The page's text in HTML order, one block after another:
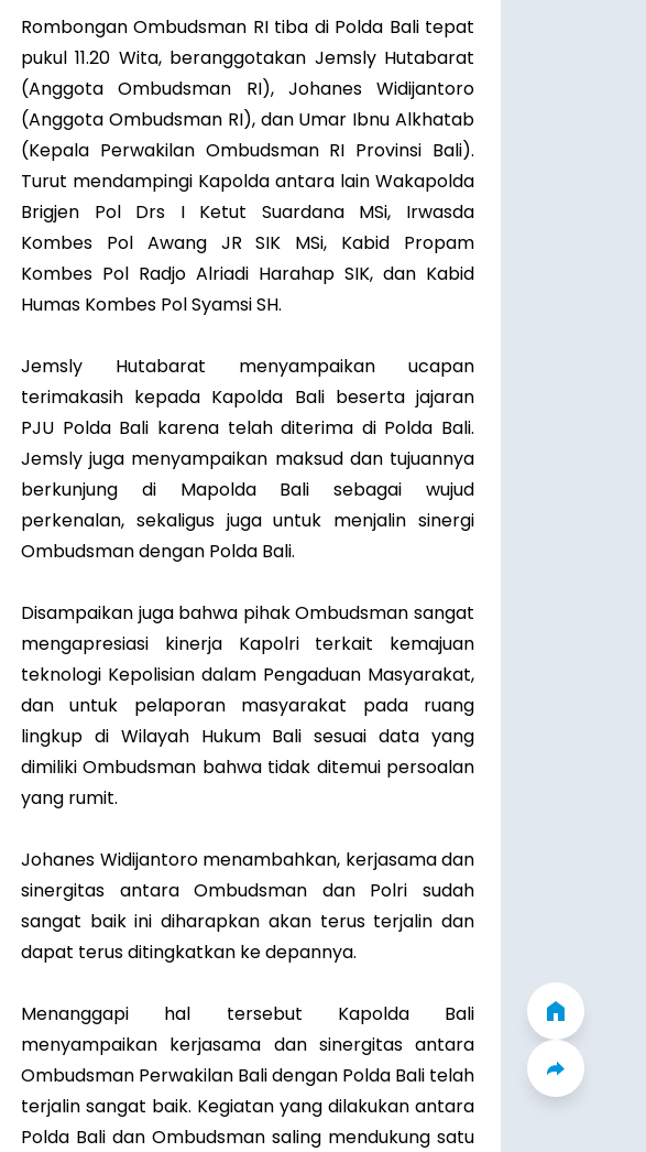
Rombongan Ombudsman RI tiba di Polda Bali tepat
pukul 11.20 Wita, beranggotakan Jemsly Hutabarat
(Anggota Ombudsman RI), Johanes Widijantoro
(Anggota Ombudsman RI), dan Umar Ibnu Alkhatab
(Kepala Perwakilan Ombudsman RI Provinsi Bali).
Turut mendampingi Kapolda antara lain Wakapolda
Brigjen Pol Drs I Ketut Suardana MSi, Irwasda
Kombes Pol Awang JR SIK MSi, Kabid Propam
Kombes Pol Radjo Alriadi Harahap SIK, dan Kabid
Humas Kombes Pol Syamsi SH.
Jemsly Hutabarat menyampaikan ucapan
terimakasih kepada Kapolda Bali beserta jajaran
PJU Polda Bali karena telah diterima di Polda Bali.
Jemsly juga menyampaikan maksud dan tujuannya
berkunjung di Mapolda Bali sebagai wujud
perkenalan, sekaligus juga untuk menjalin sinergi
Ombudsman dengan Polda Bali.
Disampaikan juga bahwa pihak Ombudsman sangat
mengapresiasi kinerja Kapolri terkait kemajuan
teknologi Kepolisian dalam Pengaduan Masyarakat,
dan untuk pelaporan masyarakat pada ruang
lingkup di Wilayah Hukum Bali sesuai data yang
dimiliki Ombudsman bahwa tidak ditemui persoalan
yang rumit.
Johanes Widijantoro menambahkan, kerjasama dan
sinergitas antara Ombudsman dan Polri sudah
sangat baik ini diharapkan akan terus terjalin dan
dapat terus ditingkatkan ke depannya.
Menanggapi hal tersebut Kapolda Bali
menyampaikan kerjasama dan sinergitas antara
Ombudsman Perwakilan Bali dengan Polda Bali telah
terjalin sangat baik. Kegiatan yang dilakukan antara
Polda Bali dan Ombudsman saling mendukung satu